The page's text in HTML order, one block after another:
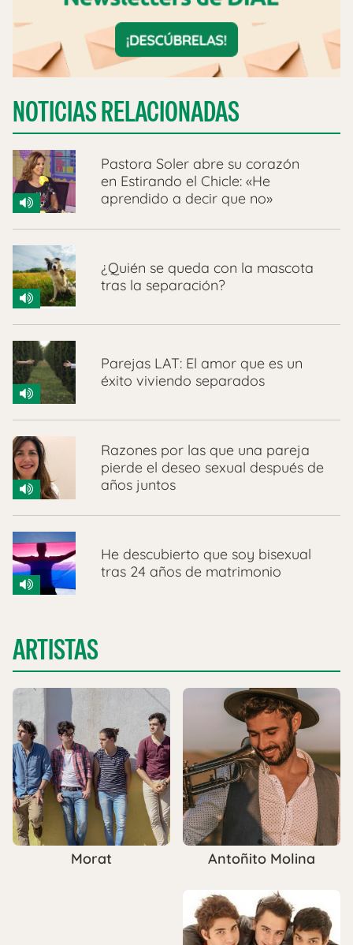
NOTICIAS RELACIONADAS
Pastora Soler abre su corazón
en Estirando el Chicle: «He
aprendido a decir que no»
¿Quién se queda con la mascota
tras la separación?
Parejas LAT: El amor que es un
éxito viviendo separados
Razones por las que una pareja
pierde el deseo sexual después de
años juntos
He descubierto que soy bisexual
tras 24 años de matrimonio
ARTISTAS
Morat Antoñito Molina